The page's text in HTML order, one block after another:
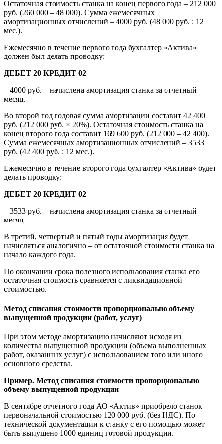
Остаточная стоимость станка на конец первого года – 212 000
руб. (260 000 – 48 000). Сумма ежемесячных
амортизационных отчислений – 4000 руб. (48 000 руб. : 12
мес.).
Ежемесячно в течение первого года бухгалтер «Актива»
должен был делать проводку:
ДЕБЕТ 20 КРЕДИТ 02
– 4000 руб. – начислена амортизация станка за отчетный
месяц.
Во второй год годовая сумма амортизации составит 42 400
руб. (212 000 руб. × 20%). Остаточная стоимость станка на
конец второго года составит 169 600 руб. (212 000 – 42 400).
Сумма ежемесячных амортизационных отчислений – 3533
руб. (42 400 руб. : 12 мес.).
Ежемесячно в течение второго года бухгалтер «Актива» будет
делать проводку:
ДЕБЕТ 20 КРЕДИТ 02
– 3533 руб. – начислена амортизация станка за отчетный
месяц.
В третий, четвертый и пятый годы амортизация будет
начисляться аналогично – от остаточной стоимости станка на
начало каждого года.
По окончании срока полезного использования станка его
остаточная стоимость сравняется с ликвидационной
стоимостью.
Метод списания стоимости пропорционально объему
выпущенной продукции (работ, услуг)
При этом методе амортизацию начисляют исходя из
количества выпущенной продукции (объема выполненных
работ, оказанных услуг) с использованием того или иного
основного средства.
Пример. Метод списания стоимости пропорционально
объему выпущенной продукции
В сентябре отчетного года АО «Актив» приобрело станок
первоначальной стоимостью 120 000 руб. (без НДС). По
технической документации к станку с его помощью может
быть выпущено 1000 единиц готовой продукции.